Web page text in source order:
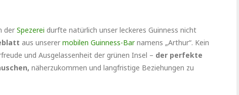
der Spezerei durfte natürlich unser leckeres Guinness nicht
aus unserer mobilen Guinness-Barnamens „Arthur“. Kein
und Ausgelassenheit der grünen Insel – der perfekte
näherzukommen und langfristige Beziehungen zu